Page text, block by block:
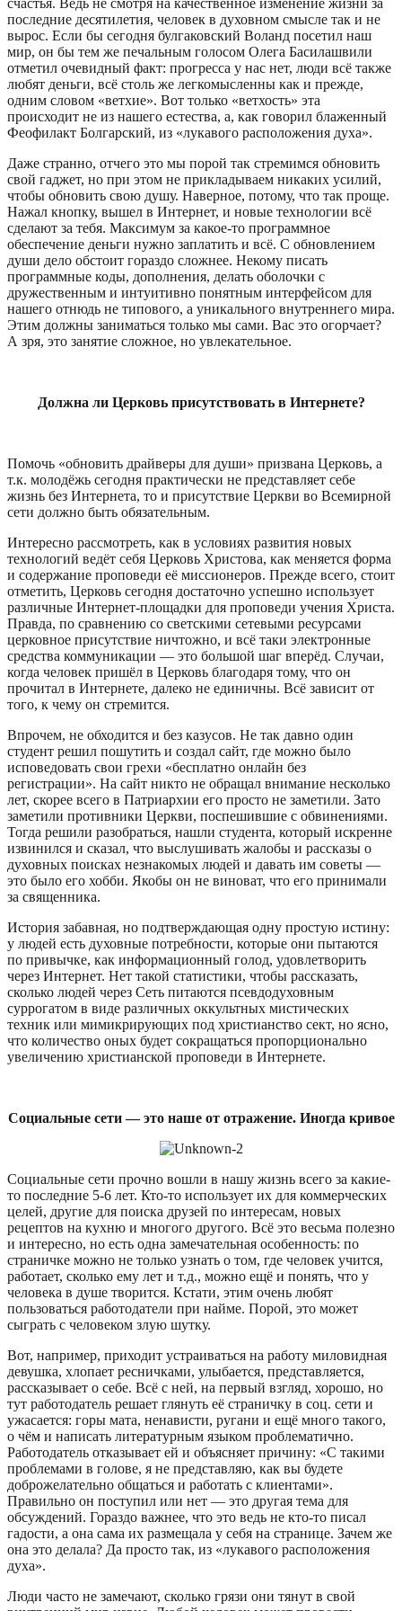
счастья. Ведь не смотря на качественное изменение жизни за
последние десятилетия, человек в духовном смысле так и не
вырос. Если бы сегодня булгаковский Воланд посетил наш
мир, он бы тем же печальным голосом Олега Басилашвили
отметил очевидный факт: прогресса у нас нет, люди всё также
любят деньги, всё столь же легкомысленны как и прежде,
одним словом «ветхие». Вот только «ветхость» эта
происходит не из нашего естества, а, как говорил блаженный
Феофилакт Болгарский, из «лукавого расположения духа».
Даже странно, отчего это мы порой так стремимся обновить
свой гаджет, но при этом не прикладываем никаких усилий,
чтобы обновить свою душу. Наверное, потому, что так проще.
Нажал кнопку, вышел в Интернет, и новые технологии всё
сделают за тебя. Максимум за какое-то программное
обеспечение деньги нужно заплатить и всё. С обновлением
души дело обстоит гораздо сложнее. Некому писать
программные коды, дополнения, делать оболочки с
дружественным и интуитивно понятным интерфейсом для
нашего отнюдь не типового, а уникального внутреннего мира.
Этим должны заниматься только мы сами. Вас это огорчает?
А зря, это занятие сложное, но увлекательное.
Должна ли Церковь присутствовать в Интернете?
Помочь «обновить драйверы для души» призвана Церковь, а
т.к. молодёжь сегодня практически не представляет себе
жизнь без Интернета, то и присутствие Церкви во Всемирной
сети должно быть обязательным.
Интересно рассмотреть, как в условиях развития новых
технологий ведёт себя Церковь Христова, как меняется форма
и содержание проповеди её миссионеров. Прежде всего, стоит
отметить, Церковь сегодня достаточно успешно использует
различные Интернет-площадки для проповеди учения Христа.
Правда, по сравнению со светскими сетевыми ресурсами
церковное присутствие ничтожно, и всё таки электронные
средства коммуникации — это большой шаг вперёд. Случаи,
когда человек пришёл в Церковь благодаря тому, что он
прочитал в Интернете, далеко не единичны. Всё зависит от
того, к чему он стремится.
Впрочем, не обходится и без казусов. Не так давно один
студент решил пошутить и создал сайт, где можно было
исповедовать свои грехи «бесплатно онлайн без
регистрации». На сайт никто не обращал внимание несколько
лет, скорее всего в Патриархии его просто не заметили. Зато
заметили противники Церкви, поспешившие с обвинениями.
Тогда решили разобраться, нашли студента, который искренне
извинился и сказал, что выслушивать жалобы и рассказы о
духовных поисках незнакомых людей и давать им советы —
это было его хобби. Якобы он не виноват, что его принимали
за священника.
История забавная, но подтверждающая одну простую истину:
у людей есть духовные потребности, которые они пытаются
по привычке, как информационный голод, удовлетворить
через Интернет. Нет такой статистики, чтобы рассказать,
сколько людей через Сеть питаются псевдодуховным
суррогатом в виде различных оккультных мистических
техник или мимикрирующих под христианство сект, но ясно,
что количество оных будет сокращаться пропорционально
увеличению христианской проповеди в Интернете.
Социальные сети — это наше от отражение. Иногда кривое
Социальные сети прочно вошли в нашу жизнь всего за какие-
то последние 5-6 лет. Кто-то использует их для коммерческих
целей, другие для поиска друзей по интересам, новых
рецептов на кухню и многого другого. Всё это весьма полезно
и интересно, но есть одна замечательная особенность: по
страничке можно не только узнать о том, где человек учится,
работает, сколько ему лет и т.д., можно ещё и понять, что у
человека в душе творится. Кстати, этим очень любят
пользоваться работодатели при найме. Порой, это может
сыграть с человеком злую шутку.
Вот, например, приходит устраиваться на работу миловидная
девушка, хлопает ресничками, улыбается, представляется,
рассказывает о себе. Всё с ней, на первый взгляд, хорошо, но
тут работодатель решает глянуть её страничку в соц. сети и
ужасается: горы мата, ненависти, ругани и ещё много такого,
о чём и написать литературным языком проблематично.
Работодатель отказывает ей и объясняет причину: «С такими
проблемами в голове, я не представляю, как вы будете
доброжелательно общаться и работать с клиентами».
Правильно он поступил или нет — это другая тема для
обсуждений. Гораздо важнее, что это ведь не кто-то писал
гадости, а она сама их размещала у себя на странице. Зачем же
она это делала? Да просто так, из «лукавого расположения
духа».
Люди часто не замечают, сколько грязи они тянут в свой